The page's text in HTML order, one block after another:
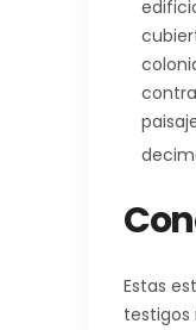
Estas
testigos